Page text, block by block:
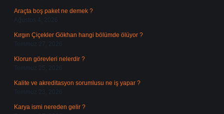
Araçta boş paket ne demek ?
Ağustos 4, 2026
Kırgın Çiçekler Gökhan hangi bölümde ölüyor ?
Temmuz 27, 2026
Klorun görevleri nelerdir ?
Temmuz 25, 2026
Kalite ve akreditasyon sorumlusu ne iş yapar ?
Temmuz 23, 2026
Karya ismi nereden gelir ?